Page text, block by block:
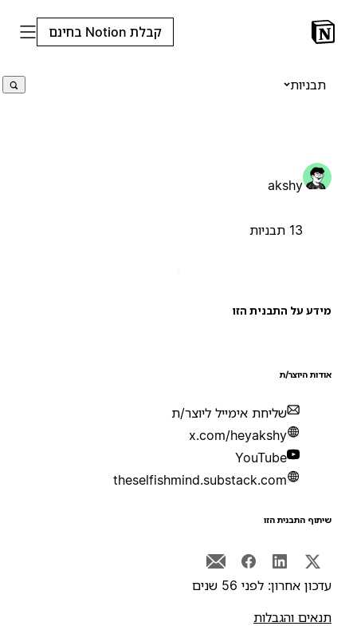
קבלת Notion בחינם
תבניות
akshy
על התבנית הזו
היוצר/ת
שליחת אימייל ליוצר/ת
x.com/heyakshy
YouTube
theselfishmind.substack.com
התבנית הזו
אחרון: לפני 56 שנים
והגבלות